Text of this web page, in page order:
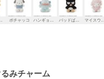
プリン ポチャッコ ハンギョドン バッドばつ丸 マイスウィ
みチャーム